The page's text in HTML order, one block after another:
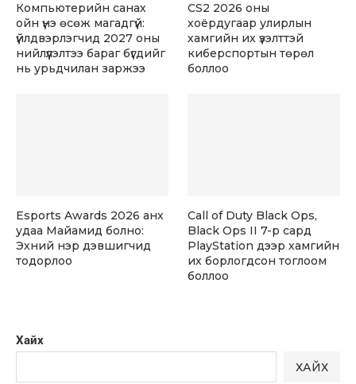
Хайх
ХАЙХ
Компьютерийн санах
ойн үнэ өсөж магадгүй:
үйлдвэрлэгчид 2027 оны
нийлүүлэлтээ бараг бүгдийг
нь урьдчилан заржээ
CS2 2026 оны
хоёрдугаар улирлын
хамгийн их үзэлттэй
киберспортын төрөл
боллоо
Esports Awards 2026 анх
удаа Майамид болно:
Эхний нэр дэвшигчид
тодорлоо
Call of Duty Black Ops,
Black Ops II 7-р сард
PlayStation дээр хамгийн
их борлогдсон тоглоом
боллоо